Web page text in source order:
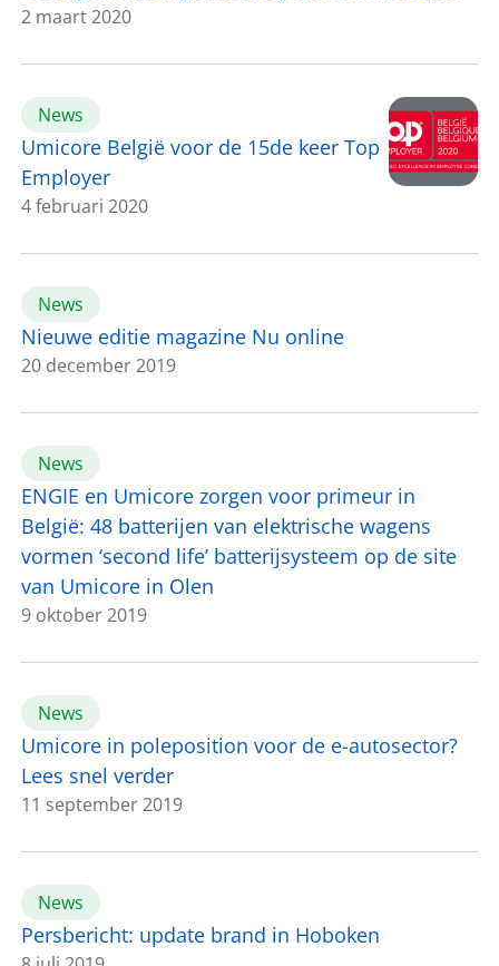
2 maart 2020
News
Umicore België voor de 15de keer Top
Employer
4 februari 2020
News
Nieuwe editie magazine Nu online
20 december 2019
News
ENGIE en Umicore zorgen voor primeur in
België: 48 batterijen van elektrische wagens
vormen ‘second life’ batterijsysteem op de site
van Umicore in Olen
9 oktober 2019
News
Umicore in poleposition voor de e-autosector?
Lees snel verder
11 september 2019
News
Persbericht: update brand in Hoboken